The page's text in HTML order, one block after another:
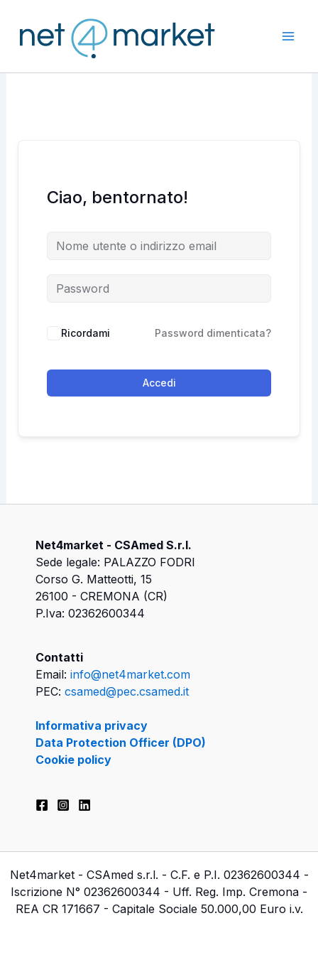
contenuto
Ciao, bentornato!
Ricordami Password dimenticata?
Accedi
Net4market - CSAmed S.r.l.
Sede legale: PALAZZO FODRI
Corso G. Matteotti, 15
26100 - CREMONA (CR)
P.Iva: 02362600344
Contatti
Email: info@net4market.com
PEC: csamed@pec.csamed.it
Informativa privacy
Data Protection Officer (DPO)
Cookie policy
Net4market - CSAmed s.r.l. - C.F. e P.I. 02362600344 -
Iscrizione N° 02362600344 - Uff. Reg. Imp. Cremona -
REA CR 171667 - Capitale Sociale 50.000,00 Euro i.v.